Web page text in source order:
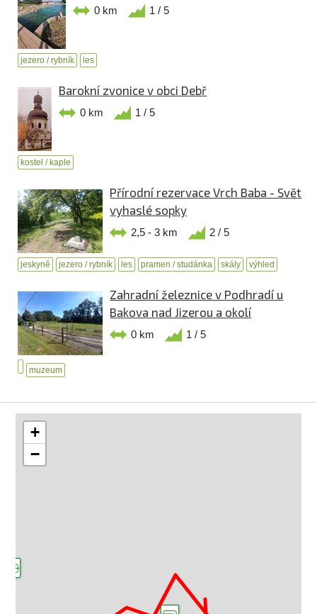
0 km 1 / 5
jezero / rybník les
Barokní zvonice v obci Debř
0 km 1 / 5
kostel / kaple
Přírodní rezervace Vrch Baba - Svět
vyhaslé sopky
2,5 - 3 km 2 / 5
jeskyně jezero / rybník les pramen / studánka skály výhled
Zahradní železnice v Podhradí u
Bakova nad Jizerou a okolí
0 km 1 / 5
muzeum
+
−